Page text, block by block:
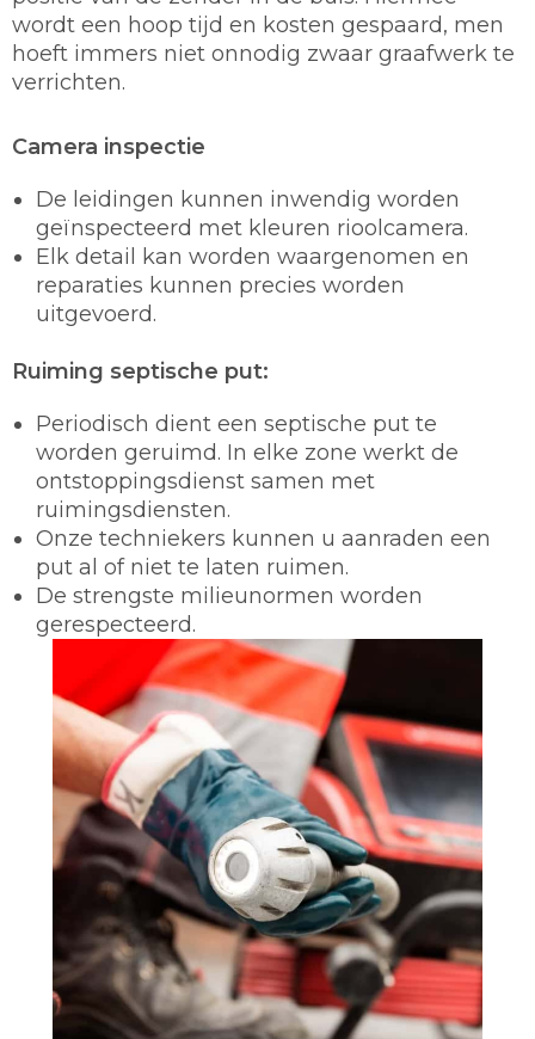
wordt een hoop tijd en kosten gespaard, men
hoeft immers niet onnodig zwaar graafwerk te
verrichten.
Camera inspectie
De leidingen kunnen inwendig worden
geïnspecteerd met kleuren rioolcamera.
Elk detail kan worden waargenomen en
reparaties kunnen precies worden
uitgevoerd.
Ruiming septische put:
Periodisch dient een septische put te
worden geruimd. In elke zone werkt de
ontstoppingsdienst samen met
ruimingsdiensten.
Onze techniekers kunnen u aanraden een
put al of niet te laten ruimen.
De strengste milieunormen worden
gerespecteerd.